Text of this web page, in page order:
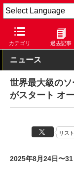
カテゴリ 過去記事
Car Watch モータ
ニュース
世界最大級のソ
がスタート オ
リスト
2025年8月24日〜